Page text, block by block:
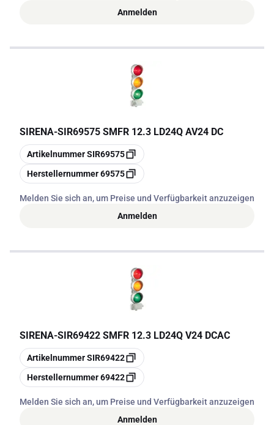
Anmelden
SIRENA-SIR69575 SMFR 12.3 LD24Q AV24 DC
Kopieren
ArtikelnummerSIR69575
Kopieren
Herstellernummer69575
Melden Sie sich an, um Preise und Verfügbarkeit anzuzeigen
Anmelden
SIRENA-SIR69422 SMFR 12.3 LD24Q V24 DCAC
Kopieren
ArtikelnummerSIR69422
Kopieren
Herstellernummer69422
Melden Sie sich an, um Preise und Verfügbarkeit anzuzeigen
Anmelden